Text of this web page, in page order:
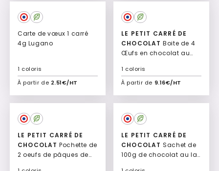
Carte de vœux 1 carré
4g Lugano
À partir de 2.51€/HT
1 coloris
Ajouter à mon devis
LE PETIT CARRÉ DE
CHOCOLAT Boite de 4
Œufs en chocolat au
À partir de 9.16€/HT
1 coloris
Ajouter à mon devis
LE PETIT CARRÉ DE
CHOCOLAT Pochette de
2 oeufs de pâques de
LE PETIT CARRÉ DE
CHOCOLAT Sachet de
100g de chocolat au lait